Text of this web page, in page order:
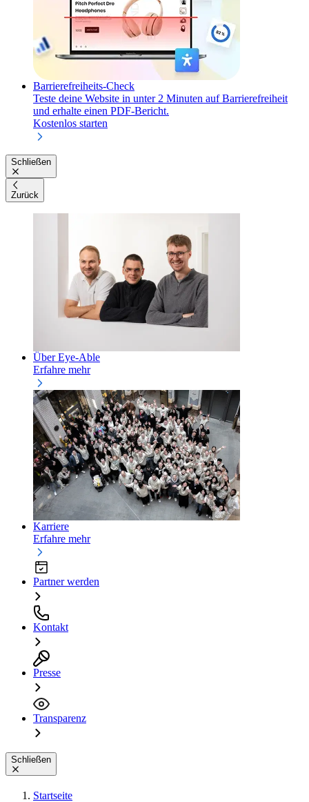
Barrierefreiheits-Check
Teste deine Website in unter 2 Minuten auf Barrierefreiheit
und erhalte einen PDF-Bericht.
Kostenlos starten
Schließen
Zurück
Über Eye-Able
Erfahre mehr
Karriere
Erfahre mehr
Partner werden
Kontakt
Presse
Transparenz
Schließen
Startseite